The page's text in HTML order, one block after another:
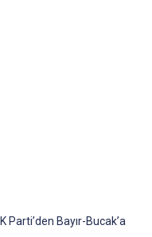
Parti’den Bayır-Bucak’a